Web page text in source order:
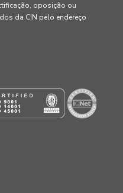
oposição ou
da CIN pelo endereço